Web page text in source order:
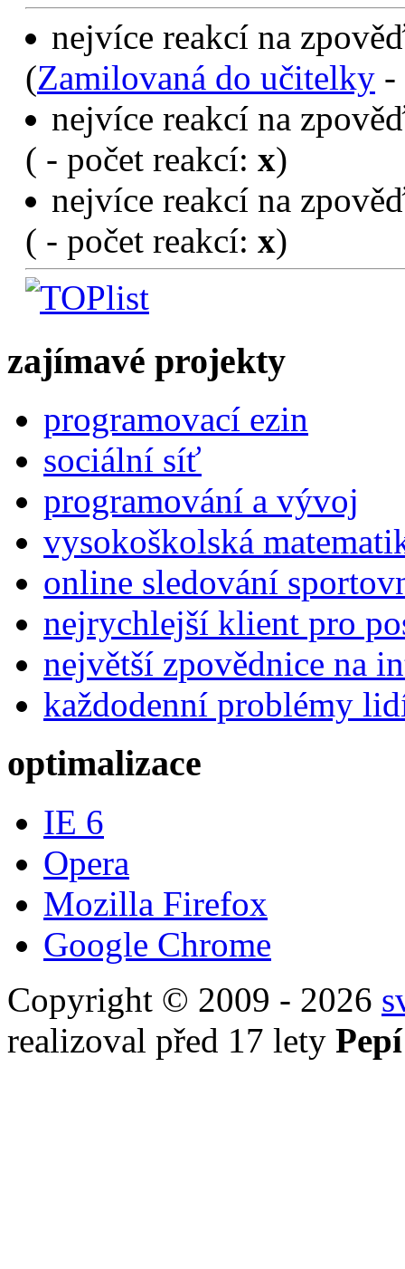
nejvíce reakcí na
(Zamilovaná do učitelky -
nejvíce reakcí na
( - počet reakcí: x)
nejvíce reakcí na
( - počet reakcí: x)
zajímavé projekty
programovací ezin
sociální síť
programování a vývoj
vysokoškolská
online sledování
nejrychlejší klient pro
největší zpovědnice na
každodenní problémy
optimalizace
IE 6
Opera
Mozilla Firefox
Google Chrome
Copyright © 2009 - 2026
realizoval před 17 lety